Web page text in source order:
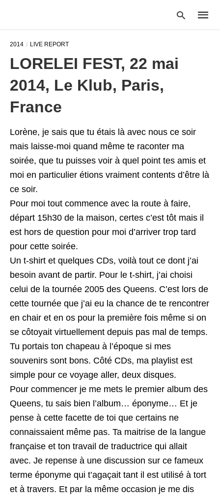
2014 LIVE REPORT
LORELEI FEST, 22 mai
2014, Le Klub, Paris,
France
Lorène, je sais que tu étais là avec nous ce soir
mais laisse-moi quand même te raconter ma
soirée, que tu puisses voir à quel point tes amis et
moi en particulier étions vraiment contents d’être là
ce soir.
Pour moi tout commence avec la route à faire,
départ 15h30 de la maison, certes c’est tôt mais il
est hors de question pour moi d’arriver trop tard
pour cette soirée.
Un t-shirt et quelques CDs, voilà tout ce dont j’ai
besoin avant de partir. Pour le t-shirt, j’ai choisi
celui de la tournée 2005 des Queens. C’est lors de
cette tournée que j’ai eu la chance de te rencontrer
en chair et en os pour la première fois même si on
se côtoyait virtuellement depuis pas mal de temps.
Tu portais ton chapeau à l’époque si mes
souvenirs sont bons. Côté CDs, ma playlist est
simple pour ce voyage aller, deux disques.
Pour commencer je me mets le premier album des
Queens, tu sais bien l’album… éponyme… Et je
pense à cette facette de toi que certains ne
connaissaient même pas. Ta maitrise de la langue
française et ton travail de traductrice qui allait
avec. Je repense à une discussion sur ce fameux
terme éponyme qui t’agaçait tant il est utilisé à tort
et à travers. Et par la même occasion je me dis